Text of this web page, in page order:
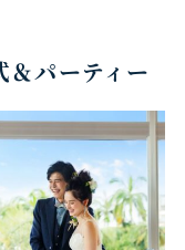
パーティー